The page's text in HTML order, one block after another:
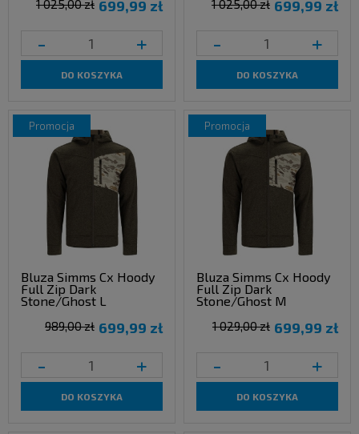
699,99 zł
1 025,00 zł
- +
DO KOSZYKA
699,99 zł
1 025,00 zł
- +
DO KOSZYKA
Bluza Simms Cx Hoody
Full Zip Dark
Stone/Ghost L
699,99 zł
989,00 zł
- +
DO KOSZYKA
promocja
Bluza Simms Cx Hoody
Full Zip Dark
Stone/Ghost M
699,99 zł
1 029,00 zł
- +
DO KOSZYKA
promocja